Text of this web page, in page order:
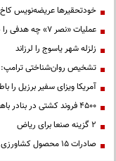
خودتحقیرها عریضه‌نویس
عملیات «نصر ۷» چه هدفی را دنبال می‌کرد؟
زلزله شهر یاسوج را لرزاند
تشخیص روان‌شناختی
آمریکا ویزای سفیر برزیل را
۴۵۰۰ فروند کشتی در بنادر باهنر و شرق هرمزگان پهلو گرفتند
۲ گزینه صنعا برای ریاض
صادرات ۱۵ محصول کشاورزی آزاد شد